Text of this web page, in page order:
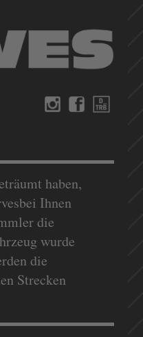
haben,
Ihnen
die
wurde
die
Strecken